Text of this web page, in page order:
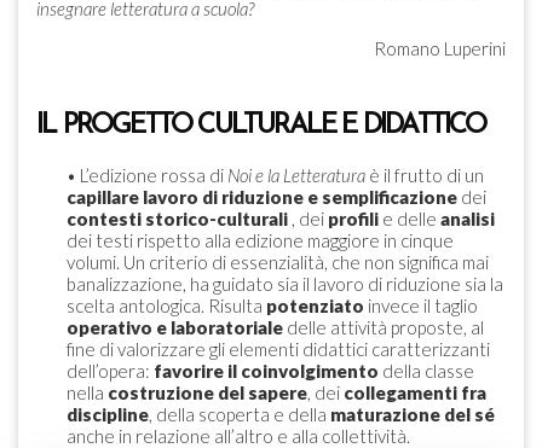
insegnare letteratura a scuola?
Romano Luperini
IL PROGETTO CULTURALE E DIDATTICO
• L’edizione rossa di Noi e la Letteratura è il frutto di un
capillare lavoro di riduzione e semplificazione dei
contesti storico-culturali , dei profili e delle analisi
dei testi rispetto alla edizione maggiore in cinque
volumi. Un criterio di essenzialità, che non significa mai
banalizzazione, ha guidato sia il lavoro di riduzione sia la
scelta antologica. Risulta potenziato invece il taglio
operativo e laboratoriale delle attività proposte, al
fine di valorizzare gli elementi didattici caratterizzanti
dell’opera: favorire il coinvolgimento della classe
nella costruzione del sapere, dei collegamenti fra
discipline, della scoperta e della maturazione del sé
anche in relazione all’altro e alla collettività.